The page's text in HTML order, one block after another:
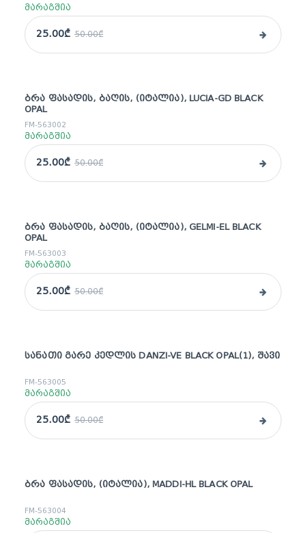
მარაგშია
25.00₾ 50.00₾
sale
ᲑᲠᲐ ᲤᲐᲡᲐᲓᲘᲡ, ᲑᲐᲦᲘᲡ, (ᲘᲢᲐᲚᲘᲐ), LUCIA-GD BLACK
OPAL
FM-563002
მარაგშია
25.00₾ 50.00₾
sale
ᲑᲠᲐ ᲤᲐᲡᲐᲓᲘᲡ, ᲑᲐᲦᲘᲡ, (ᲘᲢᲐᲚᲘᲐ), GELMI-EL BLACK
OPAL
FM-563003
მარაგშია
25.00₾ 50.00₾
sale
ᲡᲐᲜᲐᲗᲘ ᲒᲐᲠᲔ ᲙᲔᲓᲚᲘᲡ DANZI-VE BLACK OPAL(1), ᲨᲐᲕᲘ
FM-563005
მარაგშია
25.00₾ 50.00₾
sale
ᲑᲠᲐ ᲤᲐᲡᲐᲓᲘᲡ, (ᲘᲢᲐᲚᲘᲐ), MADDI-HL BLACK OPAL
FM-563004
მარაგშია